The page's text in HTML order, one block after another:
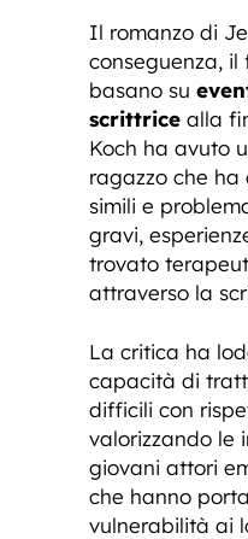
Il romanzo di
conseguenza,
basano su
scrittrice alla
Koch ha avuto
ragazzo che
simili e
gravi,
trovato
attraverso la
La critica ha
capacità di
difficili con
valorizzando le
giovani attori
che hanno
vulnerabilità ai